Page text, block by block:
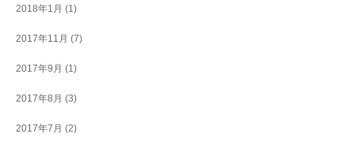
2018年1月 (1)
2017年11月 (7)
2017年9月 (1)
2017年8月 (3)
2017年7月 (2)